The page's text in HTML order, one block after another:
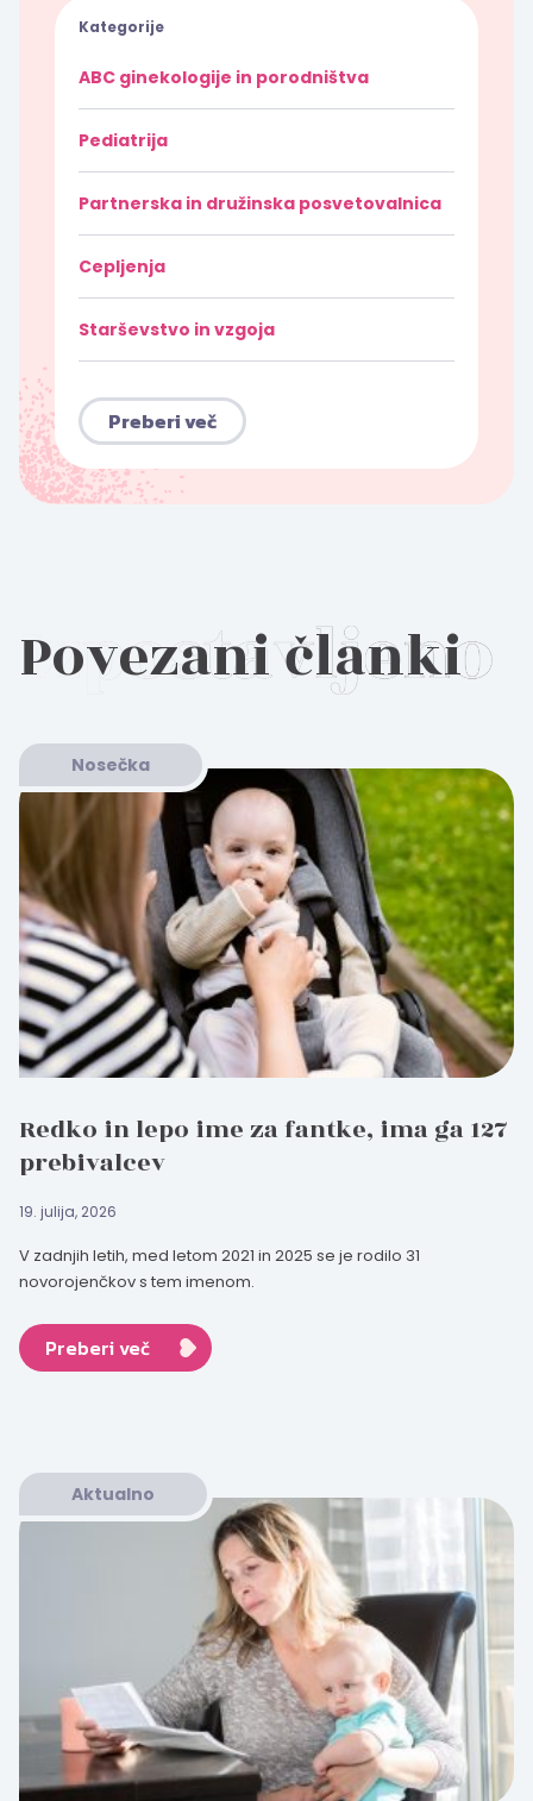
Kategorije
ABC ginekologije in porodništva
Pediatrija
Partnerska in družinska posvetovalnica
Cepljenja
Starševstvo in vzgoja
Preberi več
Povezani članki
Nosečka
Redko in lepo ime za fantke, ima ga 127
prebivalcev
19. julija, 2026
V zadnjih letih, med letom 2021 in 2025 se je rodilo 31
novorojenčkov s tem imenom.
Preberi več
Aktualno